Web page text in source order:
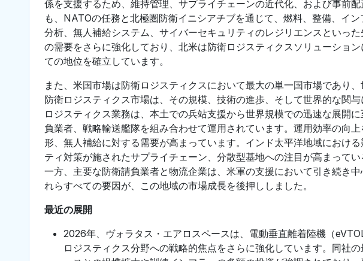
係を支援するため、維持管理、サプライチェーンの近代化、および事前
も、NATOの任務と北極圏防衛イニシアチブを通じて、燃料、整備、イ
分析、無人補給システム、サイバーセキュリティのレジリエンスといっ
の需要をさらに強化しており、北米は防衛ロジスティクスソリューショ
ての地位を確立しています。
また、米国市場は防衛ロジスティクスにおいて最大の単一国市場であり
防衛ロジスティクス市場は、その規模、技術の進歩、そして世界的な関
ロジスティクス業務は、本土での兵站支援から世界規模での迅速な展開
負業者、戦略輸送艦隊を組み合わせて運用されています。運用効率の向
形、無人補給に対する需要が高まっています。インド太平洋地域におけ
ティ対策が施されたサプライチェーン、分散型基地への注目が高まって
一方、主要な防衛請負業者と物流企業は、米軍の支援において引き続き
れらすべての要因が、この地域の市場成長を後押ししました。
最近の展開
2026年、ヴォラタス・エアロスペースは、電動垂直離着陸機（
ロジスティクス分野への戦略的焦点をさらに強化しています。同社